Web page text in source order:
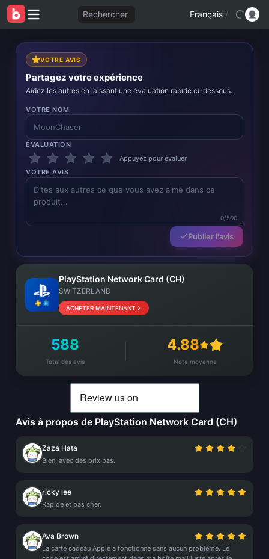
Rechercher Français /
VOTRE AVIS
Partagez votre expérience
Aidez les autres en laissant une évaluation rapide ci-dessous.
VOTRE NOM
ÉVALUATION
Appuyez pour évaluer
VOTRE AVIS
0/500
Publier l'avis
PlayStation Network Card (CH)
SWITZERLAND
ACHETER MAINTENANT
588
Total des avis
4.88
Note moyenne
Avis à propos de PlayStation Network Card (CH)
Zaza Hata
Bien, avec des prix bas.
ricky lee
Rapide et pas cher.
Ava Brown
La carte cadeau Apple a fonctionné sans aucun problème. Le